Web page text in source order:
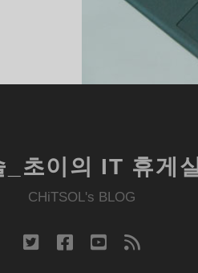
_초이의 IT 휴게실
CHiTSOL's BLOG
twitter facebook
youtube
rss